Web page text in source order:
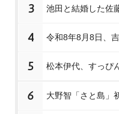
3 池田と結婚した佐
4 令和8年8月8日、
5 松本伊代、すっぴ
6 大野智「さと島」